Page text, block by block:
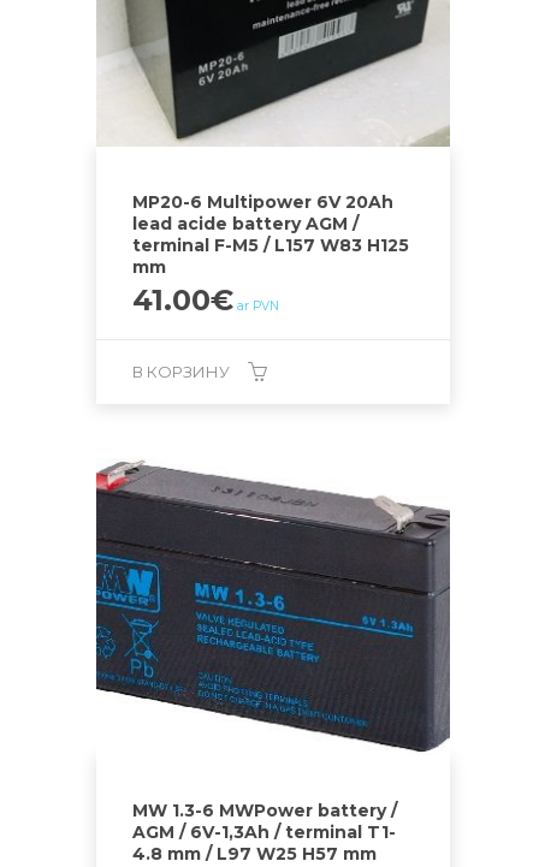
MP20-6 Multipower 6V 20Ah
lead acide battery AGM /
terminal F-M5 / L157 W83 H125
mm
41.00€ ar PVN
В КОРЗИНУ
MW 1.3-6 MWPower battery /
AGM / 6V-1,3Ah / terminal T1-
4.8 mm / L97 W25 H57 mm